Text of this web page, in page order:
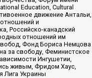
Education, Cultural
движение Антальи,
и
Российско-канадский
отношений им
Фонд Бориса Немцова
за свободу, Феминистское
Ингушетии,
живым, Фридом Хаус,
Лига Украины